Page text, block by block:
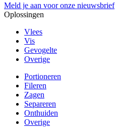
Meld je aan voor onze nieuwsbrief
Oplossingen
Vlees
Vis
Gevogelte
Overige
Portioneren
Fileren
Zagen
Separeren
Onthuiden
Overige